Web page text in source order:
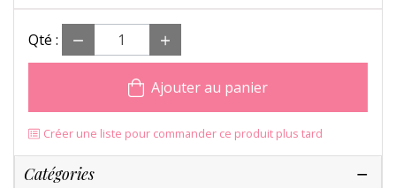
Qté :
Ajouter au panier
Créer une liste pour commander ce produit plus tard
Catégories